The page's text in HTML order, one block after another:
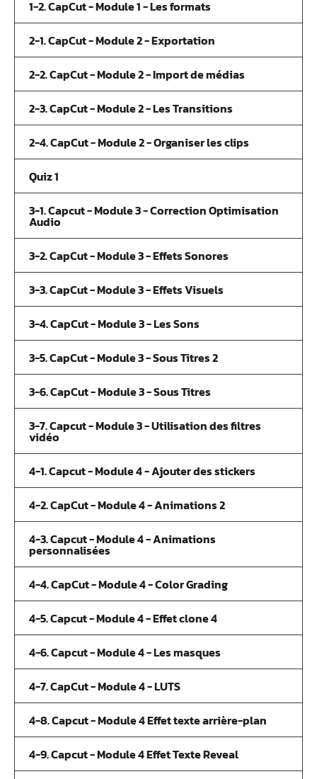
1-2. CapCut - Module 1 - Les formats
2-1. CapCut - Module 2 - Exportation
2-2. CapCut - Module 2 - Import de médias
2-3. CapCut - Module 2 - Les Transitions
2-4. CapCut - Module 2 - Organiser les clips
Quiz 1
3-1. Capcut - Module 3 - Correction Optimisation
Audio
3-2. CapCut - Module 3 - Effets Sonores
3-3. CapCut - Module 3 - Effets Visuels
3-4. CapCut - Module 3 - Les Sons
3-5. CapCut - Module 3 - Sous Titres 2
3-6. CapCut - Module 3 - Sous Titres
3-7. Capcut - Module 3 - Utilisation des filtres
vidéo
4-1. Capcut - Module 4 - Ajouter des stickers
4-2. CapCut - Module 4 - Animations 2
4-3. Capcut - Module 4 - Animations
personnalisées
4-4. CapCut - Module 4 - Color Grading
4-5. Capcut - Module 4 - Effet clone 4
4-6. Capcut - Module 4 - Les masques
4-7. CapCut - Module 4 - LUTS
4-8. Capcut - Module 4 Effet texte arrière-plan
4-9. Capcut - Module 4 Effet Texte Reveal